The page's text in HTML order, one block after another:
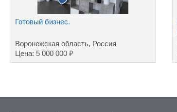
Готовый бизнес.
Воронежская область, Россия
Цена: 5 000 000 ₽